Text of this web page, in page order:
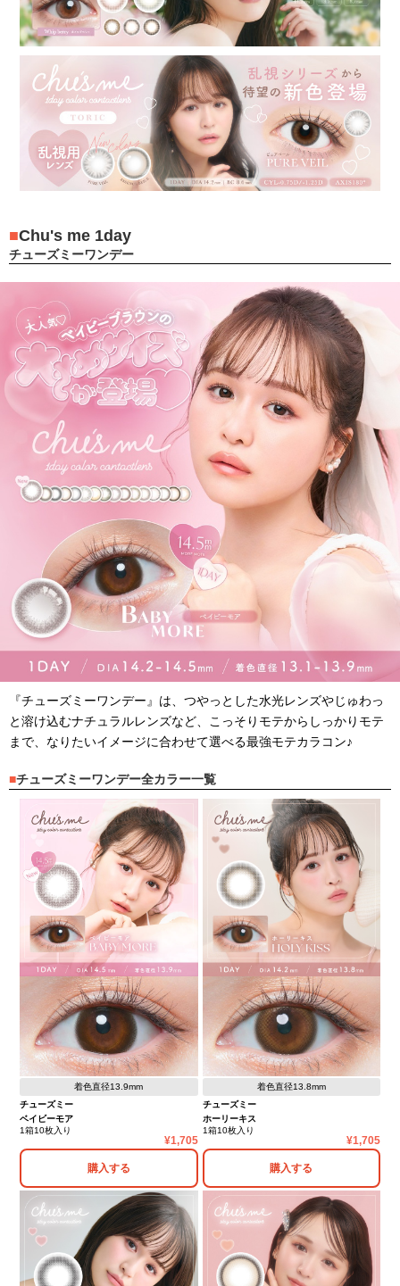
Chu's me 1day
チューズミーワンデー
『チューズミーワンデー』は、つやっとした水光レンズやじゅわっ
と溶け込むナチュラルレンズなど、こっそりモテからしっかりモテ
まで、なりたいイメージに合わせて選べる最強モテカラコン♪
チューズミーワンデー全カラー一覧
着色直径13.9mm
チューズミー
ベイビーモア
1箱10枚入り
1,705
購入する
着色直径13.8mm
チューズミー
ホーリーキス
1箱10枚入り
1,705
購入する